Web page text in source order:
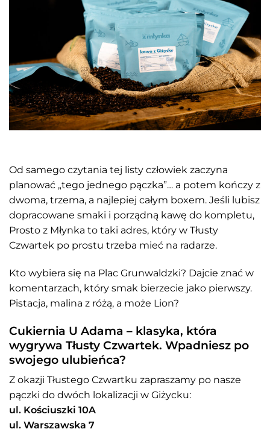
Od samego czytania tej listy człowiek zaczyna
planować „tego jednego pączka”… a potem kończy z
dwoma, trzema, a najlepiej całym boxem. Jeśli lubisz
dopracowane smaki i porządną kawę do kompletu,
Prosto z Młynka to taki adres, który w Tłusty
Czwartek po prostu trzeba mieć na radarze.
Kto wybiera się na Plac Grunwaldzki? Dajcie znać w
komentarzach, który smak bierzecie jako pierwszy.
Pistacja, malina z różą, a może Lion?
Cukiernia U Adama – klasyka, która
wygrywa Tłusty Czwartek. Wpadniesz po
swojego ulubieńca?
Z okazji Tłustego Czwartku zapraszamy po nasze
pączki do dwóch lokalizacji w Giżycku:
ul. Kościuszki 10A
ul. Warszawska 7